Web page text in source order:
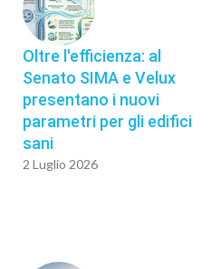
Oltre l'efficienza: al
Senato SIMA e Velux
presentano i nuovi
parametri per gli edifici
sani
2 Luglio 2026